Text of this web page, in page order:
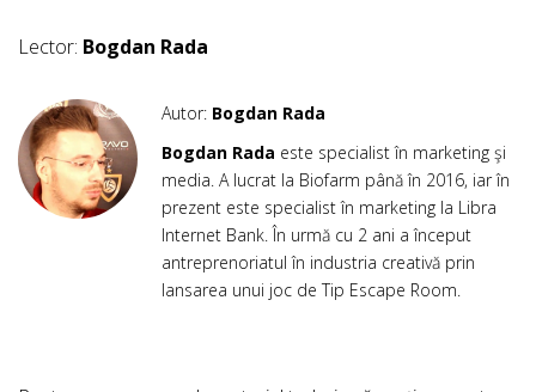
Lector: Bogdan Rada
Autor: Bogdan Rada
Bogdan Rada este specialist în marketing şi
media. A lucrat la Biofarm până în 2016, iar în
prezent este specialist în marketing la Libra
Internet Bank. În urmă cu 2 ani a început
antreprenoriatul în industria creativă prin
lansarea unui joc de Tip Escape Room.